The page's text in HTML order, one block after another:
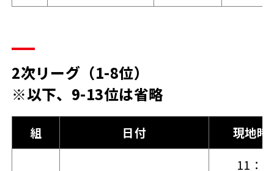
2次リーグ（1-8位）
※以下、9-13位は省略
組 日付 現地時
11：